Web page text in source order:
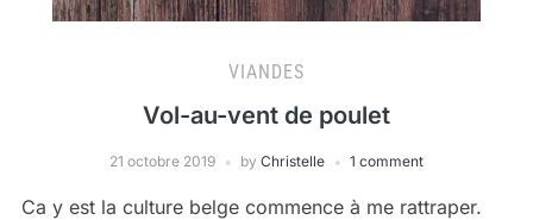
VIANDES
Vol-au-vent de poulet
21 octobre 2019 by Christelle 1 comment
Ca y est la culture belge commence à me rattraper.